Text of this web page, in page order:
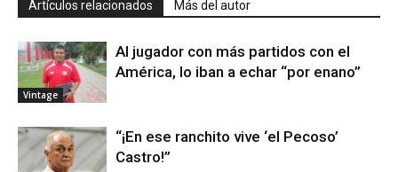
Artículos relacionados Más del autor
Vintage
Al jugador con más partidos con el
América, lo iban a echar “por enano”
“¡En ese ranchito vive ‘el Pecoso’
Castro!”